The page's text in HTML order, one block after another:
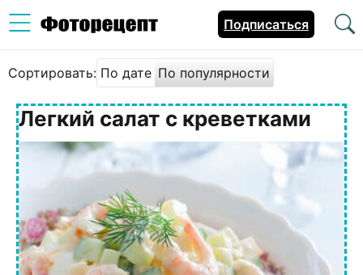
Подписаться
Сортировать: По дате По популярности
Легкий салат с креветками